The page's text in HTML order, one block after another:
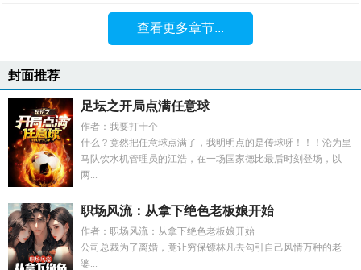
查看更多章节...
封面推荐
足坛之开局点满任意球
作者：我要打十个
什么？竟然把任意球点满了，我明明点的是传球呀！！！沦为皇
马队饮水机管理员的江浩，在一场国家德比最后时刻登场，以
两...
职场风流：从拿下绝色老板娘开始
作者：职场风流：从拿下绝色老板娘开始
公司总裁为了离婚，竟让穷保镖林凡去勾引自己风情万种的老
婆...